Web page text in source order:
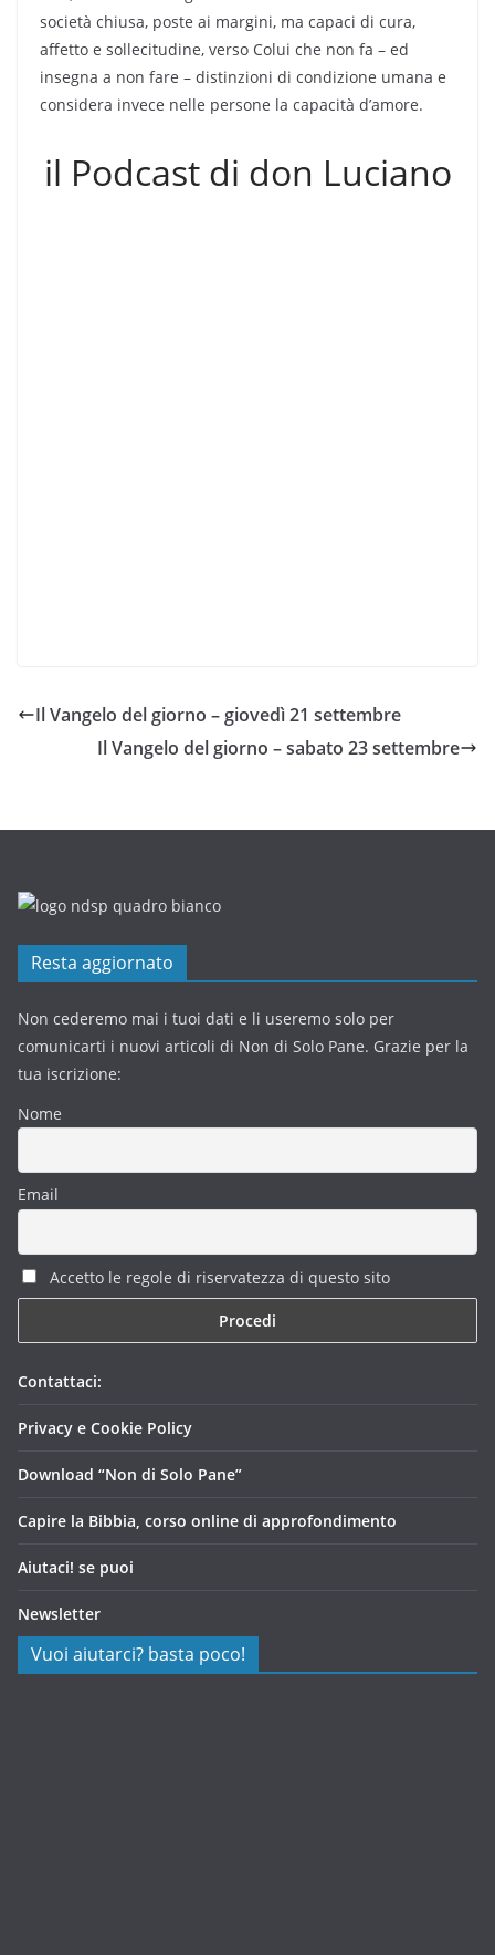
società chiusa, poste ai margini, ma capaci di cura,
affetto e sollecitudine, verso Colui che non fa – ed
insegna a non fare – distinzioni di condizione umana e
considera invece nelle persone la capacità d’amore.
il Podcast di don Luciano
Il Vangelo del giorno – giovedì 21 settembre
Il Vangelo del giorno – sabato 23 settembre
Resta aggiornato
Non cederemo mai i tuoi dati e li useremo solo per
comunicarti i nuovi articoli di Non di Solo Pane. Grazie per la
tua iscrizione:
Nome
Email
Accetto le regole di riservatezza di questo sito
Contattaci:
Privacy e Cookie Policy
Download “Non di Solo Pane”
Capire la Bibbia, corso online di approfondimento
Aiutaci! se puoi
Newsletter
Vuoi aiutarci? basta poco!